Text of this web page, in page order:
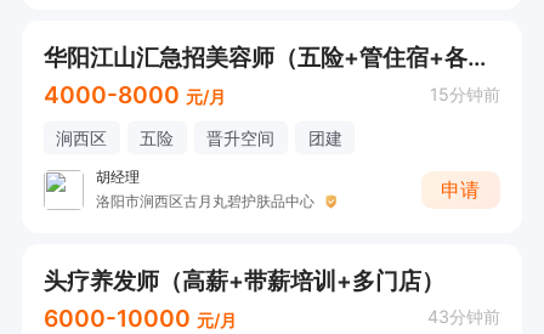
华阳江山汇急招美容师（五险+管住宿+各类奖金+保底4000+）
4000-8000 元/月 15分钟前
涧西区 五险 晋升空间 团建
胡经理
洛阳市涧西区古月丸碧护肤品中心
申请
头疗养发师（高薪+带薪培训+多门店）
6000-10000 元/月 43分钟前